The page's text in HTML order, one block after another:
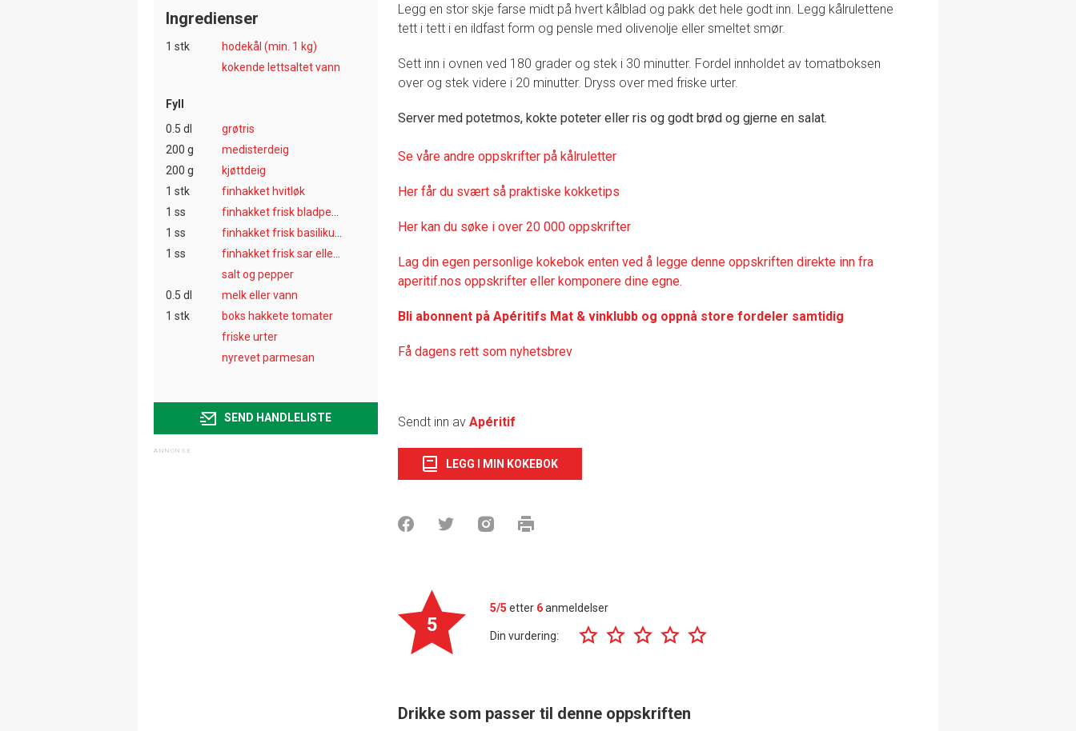
Ingredienser
1 stk
hodekål (min. 1 kg)
kokende lettsaltet vann
Fyll
0.5 dl
grøtris
200 g
medisterdeig
200 g
kjøttdeig
1 stk
finhakket hvitløk
1 ss
1 ss
1 ss
salt og pepper
0.5 dl
melk eller vann
1 stk
boks hakkete tomater
friske urter
nyrevet parmesan
SEND HANDLELISTE
Legg en stor skje farse midt på hvert kålblad og pakk det hele godt inn. Legg kålrulettene
tett i tett i en ildfast form og pensle med olivenolje eller smeltet smør.
Sett inn i ovnen ved 180 grader og stek i 30 minutter. Fordel innholdet av tomatboksen
over og stek videre i 20 minutter. Dryss over med friske urter.
Server med potetmos, kokte poteter eller ris og godt brød og gjerne en salat.
Se våre andre oppskrifter på kålruletter
Her får du svært så praktiske kokketips
Her kan du søke i over 20 000 oppskrifter
Lag din egen personlige kokebok enten ved å legge denne oppskriften direkte inn fra
aperitif.nos oppskrifter eller komponere dine egne.
Bli abonnent på Apéritifs Mat & vinklubb og oppnå store fordeler samtidig
Få dagens rett som nyhetsbrev
Sendt inn av Apéritif
LEGG I MIN KOKEBOK
5
5/5 etter 6anmeldelser
Din vurdering:
Drikke som passer til denne oppskriften